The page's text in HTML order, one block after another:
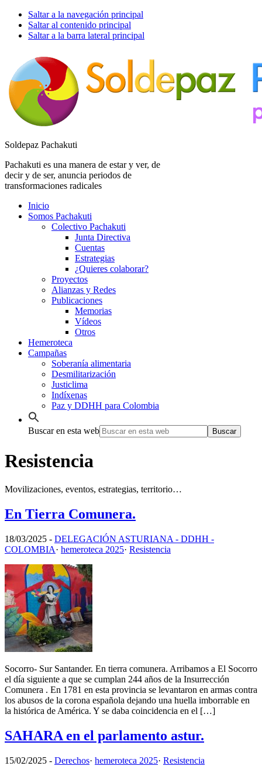
Saltar a la navegación principal
Saltar al contenido principal
Saltar a la barra lateral principal
Soldepaz Pachakuti
Pachakuti es una manera de estar y ver, de
decir y de ser, anuncia periodos de
transformaciones radicales
Inicio
Somos Pachakuti
Colectivo Pachakuti
Junta Directiva
Cuentas
Estrategias
¿Quieres colaborar?
Proyectos
Alianzas y Redes
Publicaciones
Memorias
Vídeos
Otros
Hemeroteca
Campañas
Soberanía alimentaria
Desmilitarización
Justiclima
Indíxenas
Paz y DDHH para Colombia
Buscar en esta web
Resistencia
Movilizaciones, eventos, estrategias, territorio…
En Tierra Comunera.
18/03/2025 - DELEGACIÓN ASTURIANA - DDHH -
COLOMBIA· hemeroteca 2025· Resistencia
Socorro- Sur Santander. En tierra comunera. Arribamos a El Socorro
el día siguiente a que se cumplan 244 años de la Insurrección
Comunera . En 1781 en esta provincia se levantaron en armas contra
los abusos de la corona española dejando una huella imborrable en
la histórica de América. Y se daba coincidencia en el […]
SAHARA en el parlamento astur.
15/02/2025 - Derechos· hemeroteca 2025· Resistencia